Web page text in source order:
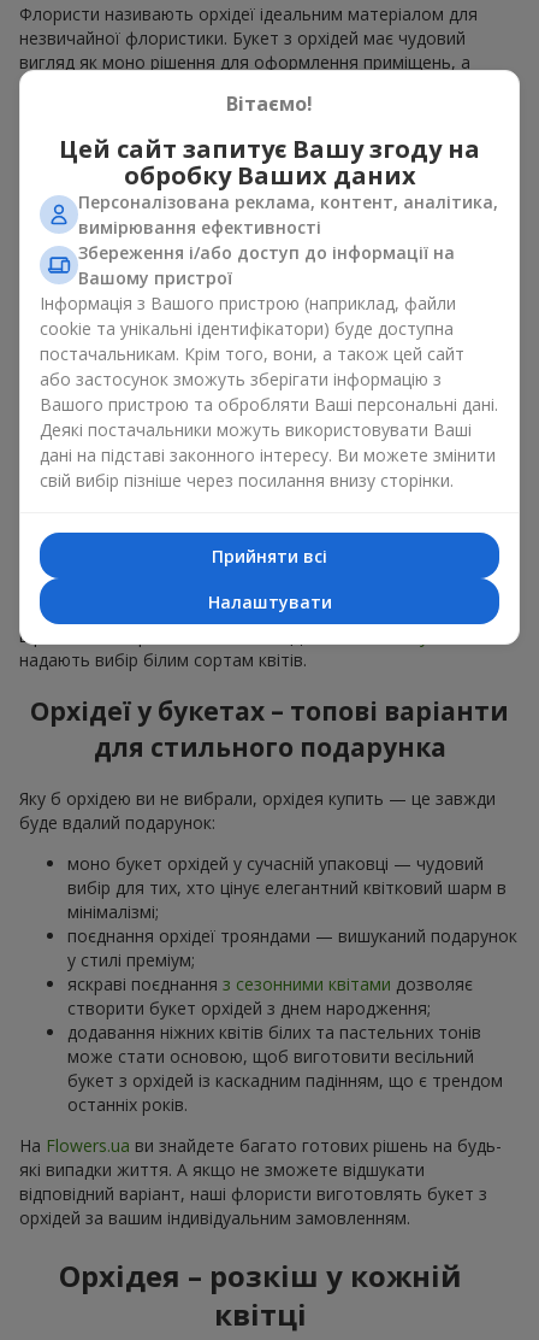
Флористи називають орхідеї ідеальним матеріалом для
незвичайної флористики. Букет з орхідей має чудовий
вигляд як моно рішення для оформлення приміщень, а
також як варіант міксу з іншими квітами, що зберігає свою
виразність у будь-якому форматі. Завдяки своїй структурі
орхідея дозволяє створювати композиції у класичному,
мінімалістичному або сучасному стилі. Букет з орхідей
виглядає ефектно як у камерних, так і в масштабних
роботах, а її розкішні суцвіття легко стають центральним
елементом композиції букет з орхідей. Залежно від
оформлення і сорту рослин різниться на орхідеї ціна.
Зважайте на це перш ніж замовити букет з орхідей.
Кому дарують орхідеї?
Букет з орхідей універсальний і може підійти будь-кому. Їх
даруютькоханим жінками,мамі,дівчині, дружині, сестрі,
подрузі, колезіабобізнес-партнеру. Сьогодні можна орхідеї
купити недорого, а тому шансів зробити бажаний
подарунок стає ще більше.
особливої події: річниць,
побачень днів народження
навіть
.
Для романтики обирають ніжну екзотику — букет з орхідей
в рожевих та фіолетових тонах. Для
надають вибір білим сортам квітів.
Орхідеї у букетах – топові варіанти
для стильного подарунка
Яку б орхідею ви не вибрали, орхідея купить — це завжди
буде вдалий подарунок:
моно букет орхідей у сучасній упаковці — чудовий
вибір для тих, хто цінує елегантний квітковий шарм в
мінімалізмі;
поєднання орхідеї трояндами — вишуканий подарунок
у стилі преміум;
яскраві поєднання з сезонними квітами дозволяє
створити букет орхідей з днем народження;
додавання ніжних квітів білих та пастельних тонів
може стати основою, щоб виготовити весільний
букет з орхідей із каскадним падінням, що є трендом
останніх років.
На Flowers.ua ви знайдете багато готових рішень на будь-
які випадки життя. А якщо не зможете відшукати
відповідний варіант, наші флористи виготовлять букет з
орхідей за вашим індивідуальним замовленням.
Орхідея – розкіш у кожній
квітці
Вітаємо!
Цей сайт запитує Вашу згоду на
обробку Ваших даних
Персоналізована реклама, контент, аналітика,
вимірювання ефективності
Збереження і/або доступ до інформації на
Вашому пристрої
Інформація з Вашого пристрою (наприклад, файли
cookie та унікальні ідентифікатори) буде доступна
постачальникам. Крім того, вони, а також цей сайт
або застосунок зможуть зберігати інформацію з
Вашого пристрою та обробляти Ваші персональні дані.
Деякі постачальники можуть використовувати Ваші
дані на підставі законного інтересу. Ви можете змінити
свій вибір пізніше через посилання внизу сторінки.
Прийняти всі
Налаштувати